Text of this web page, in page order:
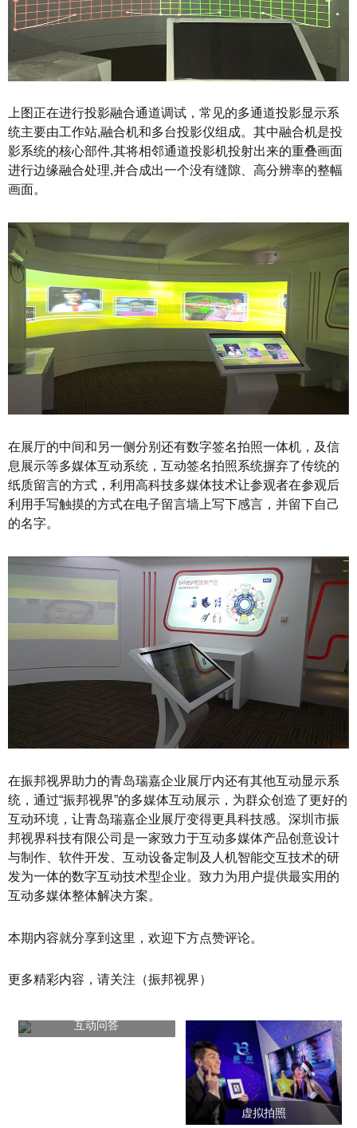
上图正在进行投影融合通道调试，常见的多通道投影显示系
统主要由工作站,融合机和多台投影仪组成。其中融合机是投
影系统的核心部件,其将相邻通道投影机投射出来的重叠画面
进行边缘融合处理,并合成出一个没有缝隙、高分辨率的整幅
画面。
在展厅的中间和另一侧分别还有数字签名拍照一体机，及信
息展示等多媒体互动系统，互动签名拍照系统摒弃了传统的
纸质留言的方式，利用高科技多媒体技术让参观者在参观后
利用手写触摸的方式在电子留言墙上写下感言，并留下自己
的名字。
在振邦视界助力的青岛瑞嘉企业展厅内还有其他互动显示系
统，通过“振邦视界”的多媒体互动展示，为群众创造了更好的
互动环境，让青岛瑞嘉企业展厅变得更具科技感。深圳市振
邦视界科技有限公司是一家致力于互动多媒体产品创意设计
与制作、软件开发、互动设备定制及人机智能交互技术的研
发为一体的数字互动技术型企业。致力为用户提供最实用的
互动多媒体整体解决方案。
本期内容就分享到这里，欢迎下方点赞评论。
更多精彩内容，请关注（振邦视界）
互动问答
虚拟拍照